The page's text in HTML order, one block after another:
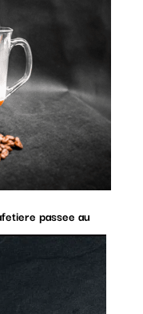
passee au